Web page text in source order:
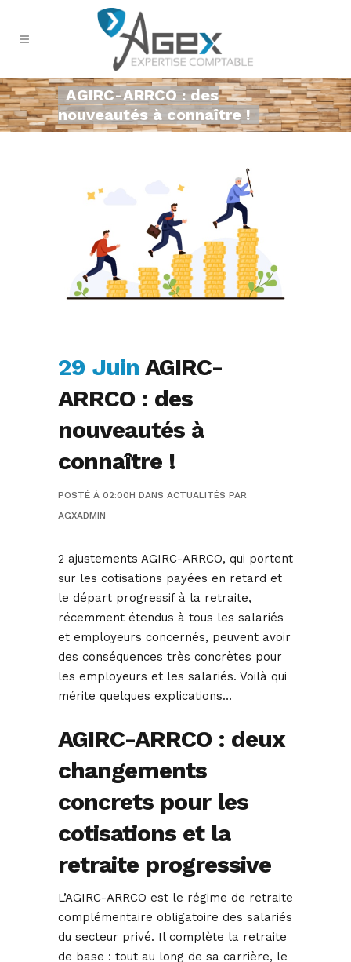
AGIRC-ARRCO : des
nouveautés à connaître !
29 Juin AGIRC-
ARRCO : des
nouveautés à
connaître !
POSTÉ À 02:00H DANS ACTUALITÉS PAR
AGXADMIN
2 ajustements AGIRC-ARRCO, qui portent
sur les cotisations payées en retard et
le départ progressif à la retraite,
récemment étendus à tous les salariés
et employeurs concernés, peuvent avoir
des conséquences très concrètes pour
les employeurs et les salariés. Voilà qui
mérite quelques explications…
AGIRC-ARRCO : deux
changements
concrets pour les
cotisations et la
retraite progressive
L’AGIRC-ARRCO est le régime de retraite
complémentaire obligatoire des salariés
du secteur privé. Il complète la retraite
de base : tout au long de sa carrière, le